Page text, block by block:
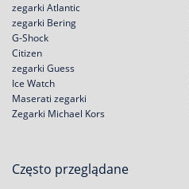
zegarki Atlantic
zegarki Bering
G-Shock
Citizen
zegarki Guess
Ice Watch
Maserati zegarki
Zegarki Michael Kors
Często przeglądane